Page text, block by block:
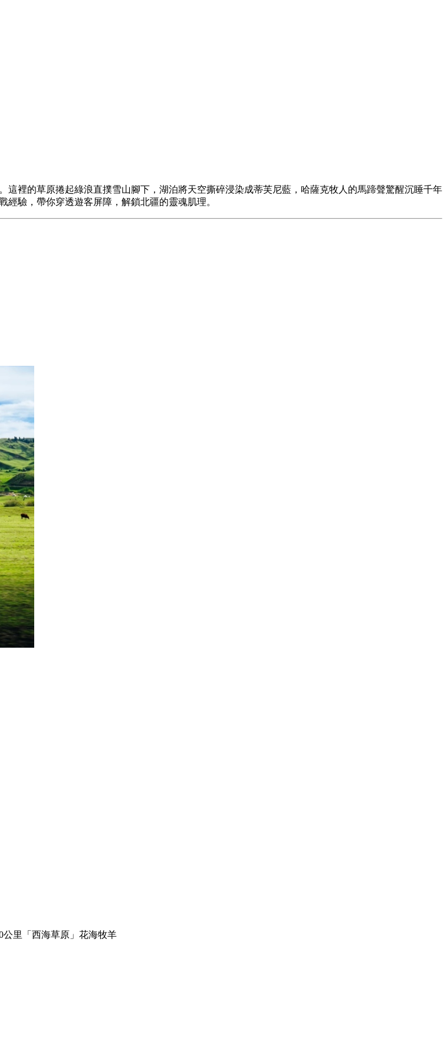
裡的草原捲起綠浪直撲雪山腳下，湖泊將天空撕碎浸染成蒂芙尼藍，哈薩克牧人的馬蹄聲驚醒沉睡千年
經驗，帶你穿透遊客屏障，解鎖北疆的靈魂肌理。
里「西海草原」花海牧羊